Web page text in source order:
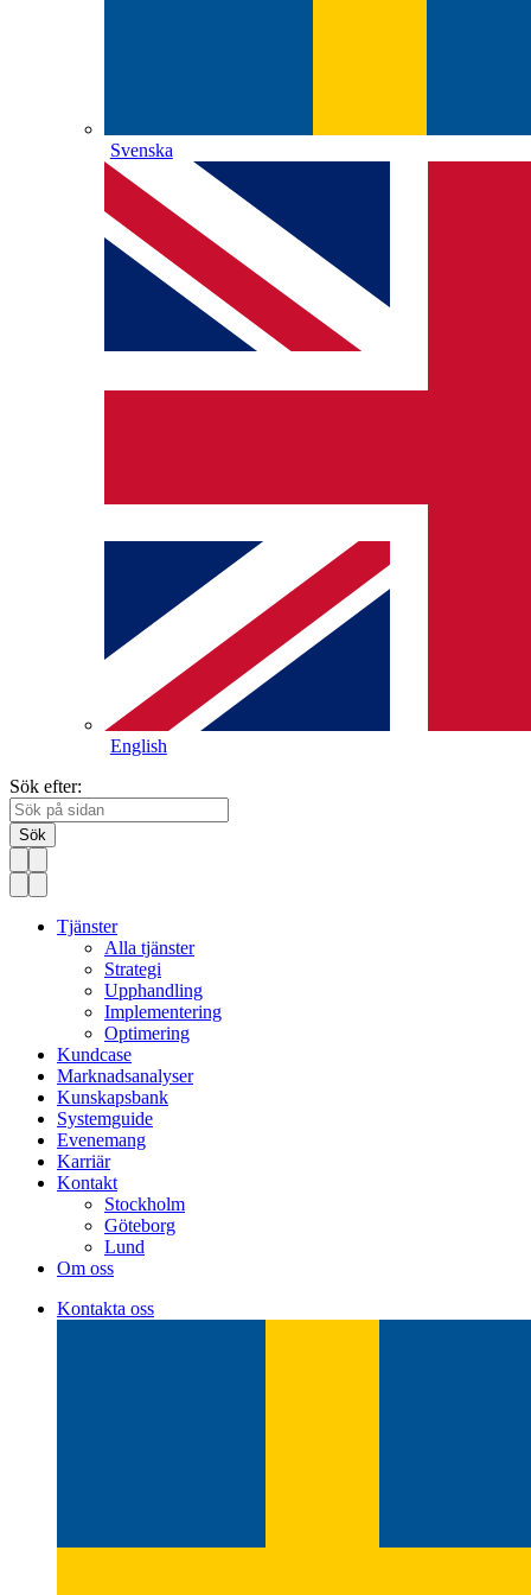
Svenska
English
Sök efter:
Sök
Tjänster
Alla tjänster
Strategi
Upphandling
Implementering
Optimering
Kundcase
Marknadsanalyser
Kunskapsbank
Systemguide
Evenemang
Karriär
Kontakt
Stockholm
Göteborg
Lund
Om oss
Kontakta oss